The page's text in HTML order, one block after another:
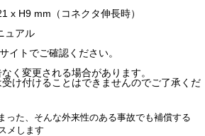
H9 mm（コネクタ伸長時）
ュアル
トでご確認ください。
く変更される場合があります。
け付けることはできませんのでご了承くだ
った、そんな外来性のある事故でも補償する
メします